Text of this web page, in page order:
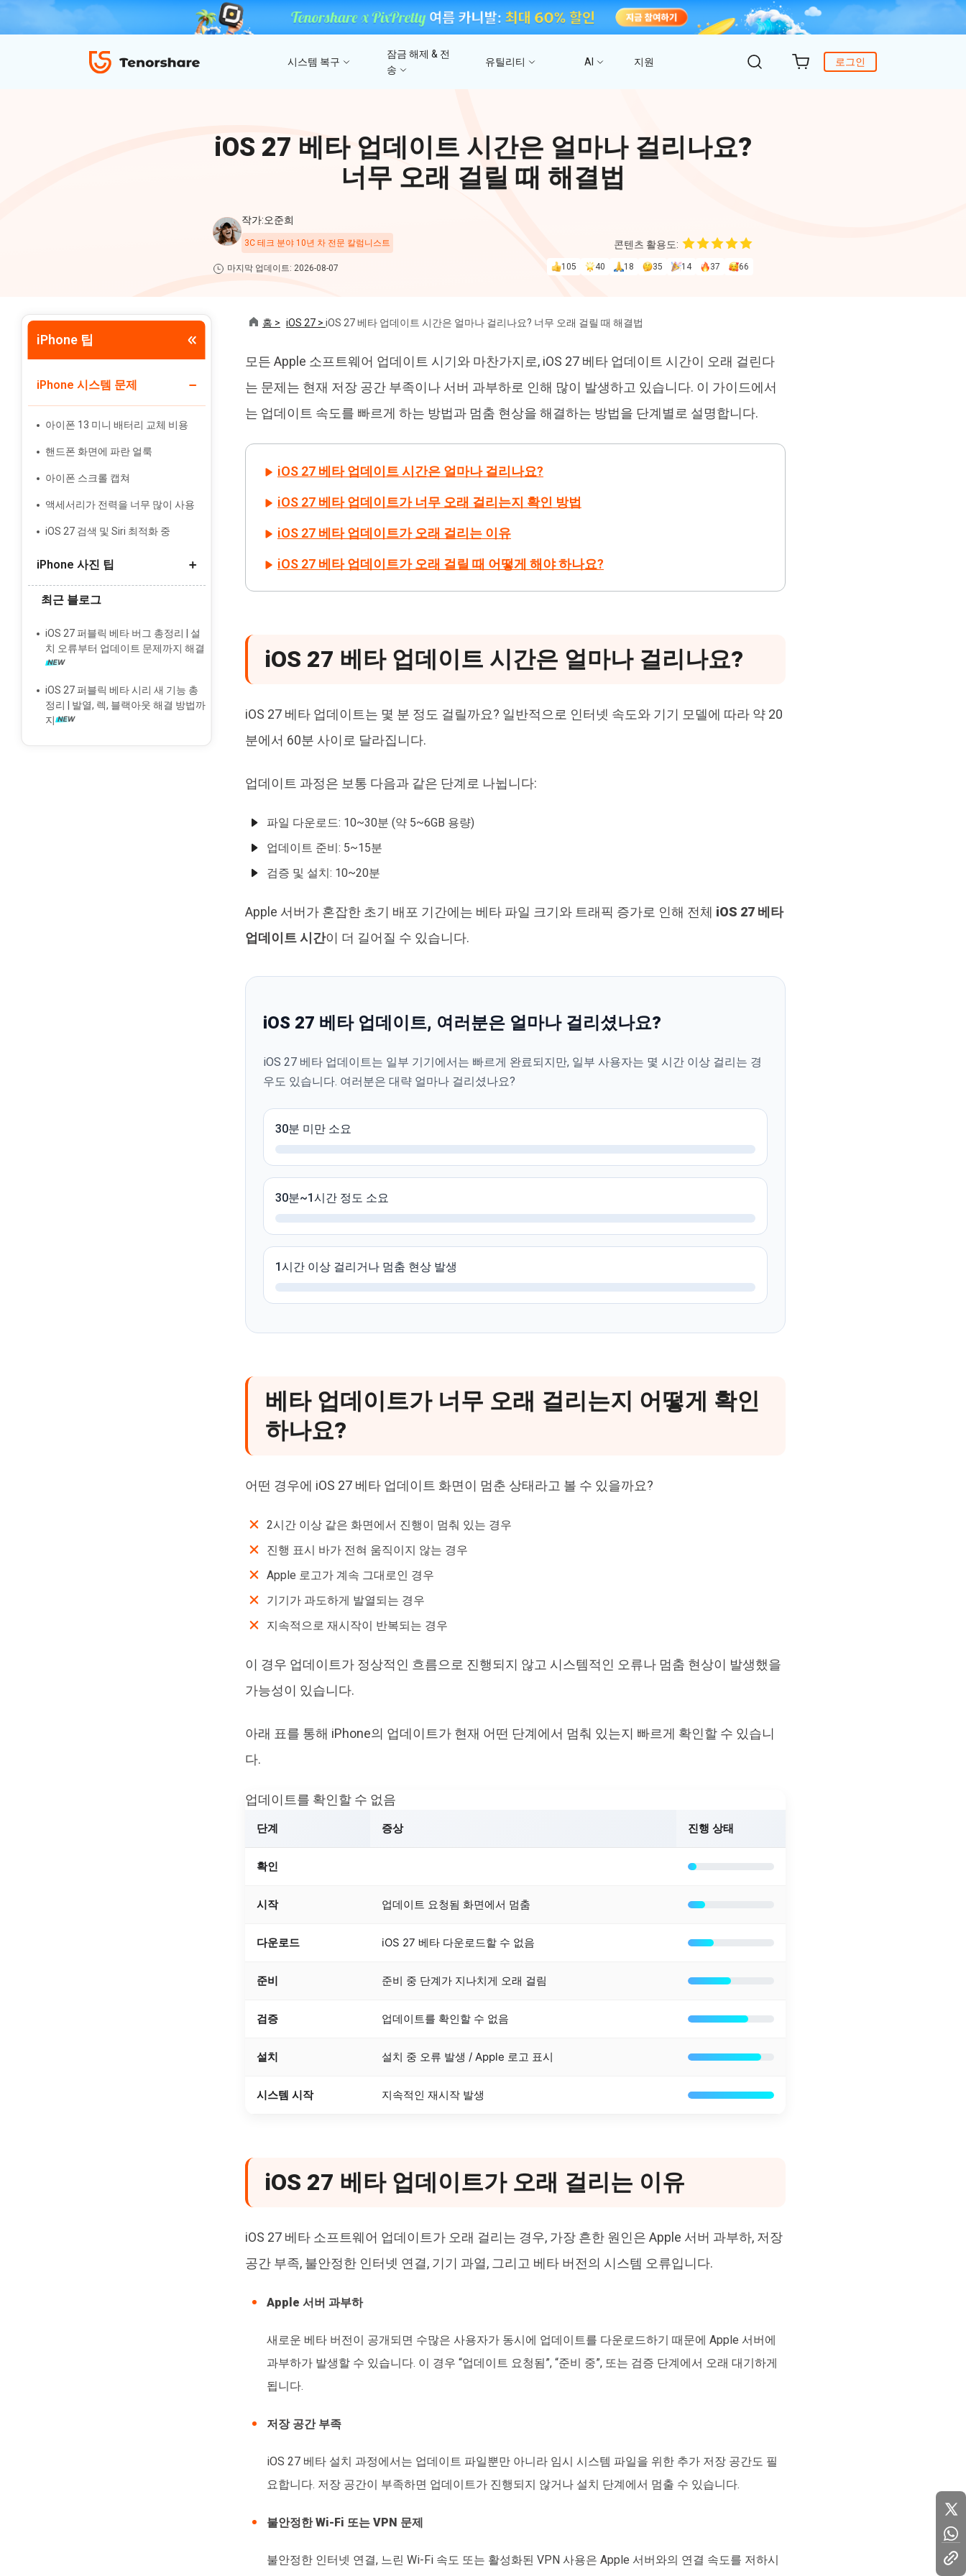
iAnyGo
로그인
시스템 복구
iOS 18 베타 포함 150개 이상 iOS 시스템 이
아이폰/아이패드 데이터 복구&
iTunes/iCloud 백업 복구
아이폰/안드로이드 WhatsApp 데이터 복구
ReiBoot - Android 시스템 복구
A-B-C 처럼 안드로이드 시스템 복구 Win/ Mac에서 삭제된 파일 복원
잠금 해제 & 전
송
비밀번호 없이 아이폰/아이패드 잠금해제
안드로이드 아이폰 간에 WhatsApp 데이터
전송
간편한 iOS 데이터 백업 및 관리
4uKey - 안드로이드 잠금 해제
안드로이드 화면 비밀번호&구글 락 제거 안드로이드 아이폰으로 데이터 전송
유틸리티
탈옥 필요없이 위치 조작하기 iTunes 백업 암호 잠금 풀기 몇 분 안에 윈도 문제 해결
간단하고 안전한 시스템 마이그레이션 도구
맥에서 Al를 사용하여 PDF 편집 및 관리
4DDiG 중복 파일 삭제기
AI로 중복 파일 찾기 및 삭제
Tenorshare Cleamio
올인원 맥 정리 & 최적화 도구
AI
4DDIG 비디오 복구
AI로 손상된 비디오 복원
PixPretty AI Photo Editor
무료 AI 사진 편집 도구
지원
문의하기
구독 갱신
iOS 27 베타 업데이트 시간은 얼마나 걸리나요?
너무 오래 걸릴 때 해결법
작가:오준희
3C 테크 분야 10년 차 전문 칼럼니스트
마지막 업데이트: 2026-08-07
콘텐츠 활용도:
105 40 18 35 14 37 66
iPhone 팁
iPhone 시스템 문제
아이폰 13 미니 배터리 교체 비용
핸드폰 화면에 파란 얼룩
아이폰 스크롤 캡쳐
액세서리가 전력을 너무 많이 사용
iOS 27 검색 및 Siri 최적화 중
iPhone 사진 팁
갤럭시에서 아이폰으로 사진 옮기기
라이브 사진 스틸 사진으로 변환
iCloud와 iPhone에서 동기화 사진 삭
최근 블로그
iOS 27 퍼블릭 베타 버그 총정리 | 설
치 오류부터 업데이트 문제까지 해결
iOS 27 퍼블릭 베타 시리 새 기능 총
정리 | 발열, 렉, 블랙아웃 해결 방법까
지
홈 > iOS 27 > iOS 27 베타 업데이트 시간은 얼마나 걸리나요? 너무 오래 걸릴 때 해결법
모든 Apple 소프트웨어 업데이트 시기와 마찬가지로, iOS 27 베타 업데이트 시간이 오래 걸린다
는 문제는 현재 저장 공간 부족이나 서버 과부하로 인해 많이 발생하고 있습니다. 이 가이드에서
는 업데이트 속도를 빠르게 하는 방법과 멈춤 현상을 해결하는 방법을 단계별로 설명합니다.
iOS 27 베타 업데이트 시간은 얼마나 걸리나요?
iOS 27 베타 업데이트가 너무 오래 걸리는지 확인 방법
iOS 27 베타 업데이트가 오래 걸리는 이유
iOS 27 베타 업데이트가 오래 걸릴 때 어떻게 해야 하나요?
iOS 27 베타 업데이트 시간은 얼마나 걸리나요?
iOS 27 베타 업데이트는 몇 분 정도 걸릴까요? 일반적으로 인터넷 속도와 기기 모델에 따라 약 20
분에서 60분 사이로 달라집니다.
업데이트 과정은 보통 다음과 같은 단계로 나뉩니다:
파일 다운로드: 10~30분 (약 5~6GB 용량)
업데이트 준비: 5~15분
검증 및 설치: 10~20분
Apple 서버가 혼잡한 초기 배포 기간에는 베타 파일 크기와 트래픽 증가로 인해 전체 iOS 27 베타
업데이트 시간이 더 길어질 수 있습니다.
iOS 27 베타 업데이트, 여러분은 얼마나 걸리셨나요?
iOS 27 베타 업데이트는 일부 기기에서는 빠르게 완료되지만, 일부 사용자는 몇 시간 이상 걸리는 경
우도 있습니다. 여러분은 대략 얼마나 걸리셨나요?
30분 미만 소요
30분~1시간 정도 소요
1시간 이상 걸리거나 멈춤 현상 발생
베타 업데이트가 너무 오래 걸리는지 어떻게 확인
하나요?
어떤 경우에 iOS 27 베타 업데이트 화면이 멈춘 상태라고 볼 수 있을까요?
2시간 이상 같은 화면에서 진행이 멈춰 있는 경우
진행 표시 바가 전혀 움직이지 않는 경우
Apple 로고가 계속 그대로인 경우
기기가 과도하게 발열되는 경우
지속적으로 재시작이 반복되는 경우
이 경우 업데이트가 정상적인 흐름으로 진행되지 않고 시스템적인 오류나 멈춤 현상이 발생했을
가능성이 있습니다.
아래 표를 통해 iPhone의 업데이트가 현재 어떤 단계에서 멈춰 있는지 빠르게 확인할 수 있습니
다.
업데이트를 확인할 수 없음
단계 증상 진행 상태
확인
시작 업데이트 요청됨 화면에서 멈춤
다운로드 iOS 27 베타 다운로드할 수 없음
준비 준비 중 단계가 지나치게 오래 걸림
검증 업데이트를 확인할 수 없음
설치 설치 중 오류 발생 / Apple 로고 표시
시스템 시작 지속적인 재시작 발생
iOS 27 베타 업데이트가 오래 걸리는 이유
iOS 27 베타 소프트웨어 업데이트가 오래 걸리는 경우, 가장 흔한 원인은 Apple 서버 과부하, 저장
공간 부족, 불안정한 인터넷 연결, 기기 과열, 그리고 베타 버전의 시스템 오류입니다.
Apple 서버 과부하
새로운 베타 버전이 공개되면 수많은 사용자가 동시에 업데이트를 다운로드하기 때문에 Apple 서버에
과부하가 발생할 수 있습니다. 이 경우 “업데이트 요청됨”, “준비 중”, 또는 검증 단계에서 오래 대기하게
됩니다.
저장 공간 부족
iOS 27 베타 설치 과정에서는 업데이트 파일뿐만 아니라 임시 시스템 파일을 위한 추가 저장 공간도 필
요합니다. 저장 공간이 부족하면 업데이트가 진행되지 않거나 설치 단계에서 멈출 수 있습니다.
불안정한 Wi-Fi 또는 VPN 문제
불안정한 인터넷 연결, 느린 Wi-Fi 속도 또는 활성화된 VPN 사용은 Apple 서버와의 연결 속도를 저하시